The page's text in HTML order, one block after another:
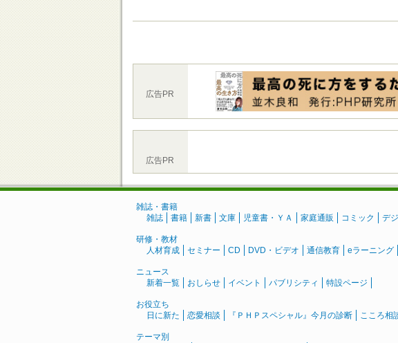
広告PR
広告PR
雑誌・書籍
雑誌
書籍 新書 文庫 児童書・ＹＡ 家庭通販 コミック デ
研修・教材
人材育成
セミナー CD DVD・ビデオ 通信教育 eラーニング
ニュース
新着一覧
おしらせ イベント パブリシティ 特設ページ
お役立ち
日に新た
恋愛相談 『ＰＨＰスペシャル』今月の診断 こころ相
テーマ別